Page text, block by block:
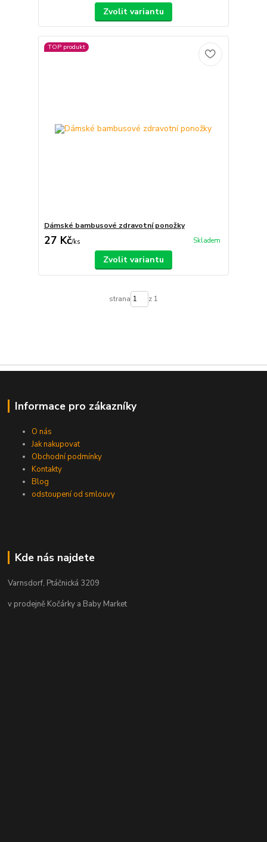
Zvolit variantu
TOP produkt
Dámské bambusové zdravotní ponožky
27 Kč/ks Skladem
Zvolit variantu
strana z 1
Informace pro zákazníky
O nás
Jak nakupovat
Obchodní podmínky
Kontakty
Blog
odstoupení od smlouvy
Kde nás najdete
Varnsdorf, Ptáčnická 3209
v prodejně Kočárky a Baby Market